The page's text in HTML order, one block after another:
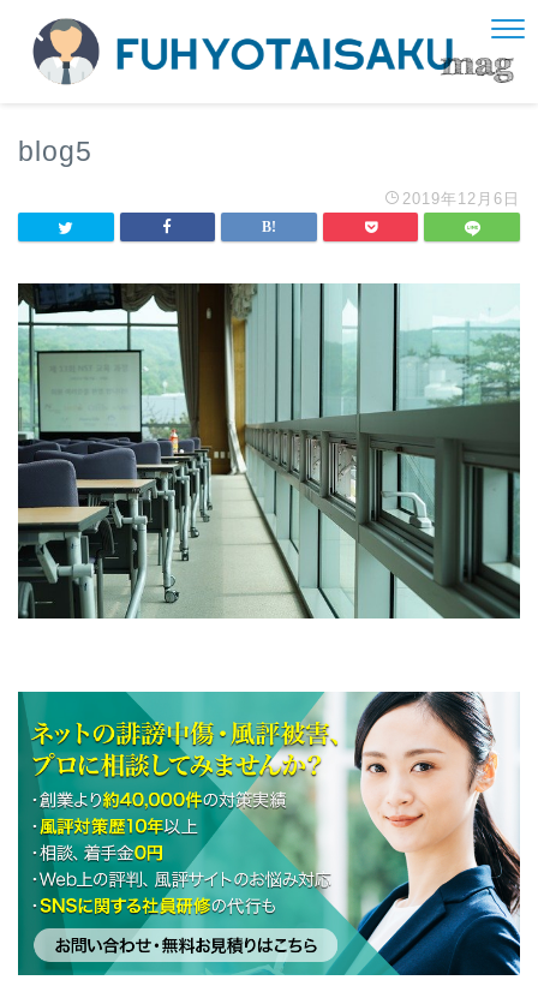
blog5
2019年12月6日